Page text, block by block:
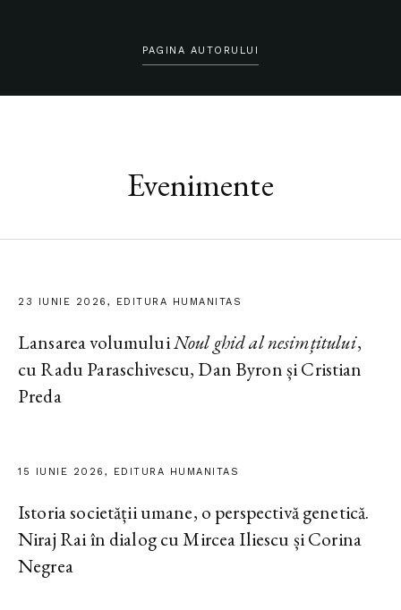
PAGINA AUTORULUI
Evenimente
23 IUNIE 2026, EDITURA HUMANITAS
Lansarea volumuluiNoul ghid al nesimțitului,
cu Radu Paraschivescu, Dan Byron și Cristian
Preda
15 IUNIE 2026, EDITURA HUMANITAS
Istoria societății umane, o perspectivă genetică.
Niraj Rai în dialog cu Mircea Iliescu și Corina
Negrea